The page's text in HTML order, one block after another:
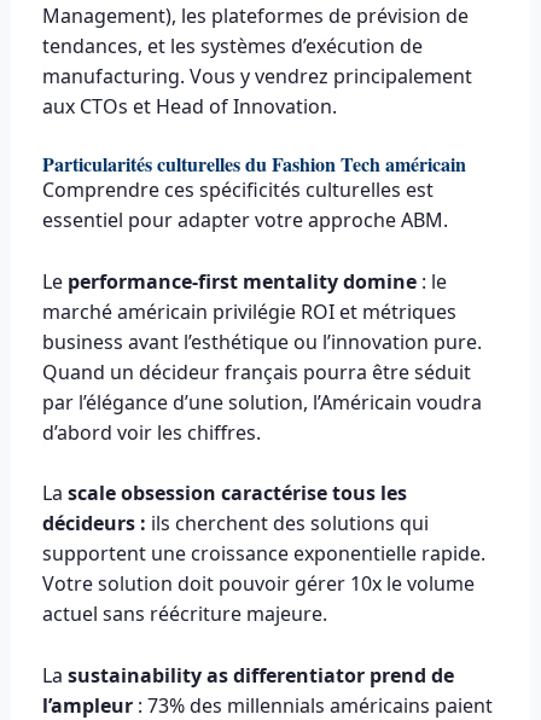
Management), les plateformes de prévision de
tendances, et les systèmes d’exécution de
manufacturing. Vous y vendrez principalement
aux CTOs et Head of Innovation.
Particularités culturelles du Fashion Tech américain
Comprendre ces spécificités culturelles est
essentiel pour adapter votre approche ABM.
Le performance-first mentality domine : le
marché américain privilégie ROI et métriques
business avant l’esthétique ou l’innovation pure.
Quand un décideur français pourra être séduit
par l’élégance d’une solution, l’Américain voudra
d’abord voir les chiffres.
La scale obsession caractérise tous les
décideurs : ils cherchent des solutions qui
supportent une croissance exponentielle rapide.
Votre solution doit pouvoir gérer 10x le volume
actuel sans réécriture majeure.
La sustainability as differentiator prend de
l’ampleur : 73% des millennials américains paient